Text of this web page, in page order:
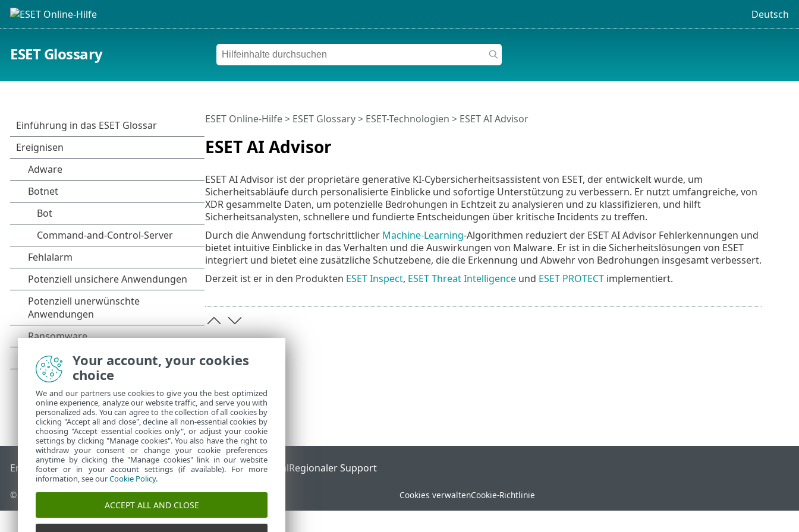
Deutsch
ESET Glossary
ESET AI Advisor
ESET Online-Hilfe> ESET Glossary> ESET-Technologien > ESET AI Advisor
ESET AI Advisor ist der proprietäre generative KI-Cybersicherheitsassistent von ESET, der entwickelt wurde, um
Sicherheitsabläufe durch personalisierte Einblicke und sofortige Unterstützung zu verbessern. Er nutzt umfangreiche, von
XDR gesammelte Daten, um potenzielle Bedrohungen in Echtzeit zu analysieren und zu klassifizieren, und hilft
Sicherheitsanalysten, schnellere und fundierte Entscheidungen über kritische Incidents zu treffen.
Durch die Anwendung fortschrittlicher Machine-Learning-Algorithmen reduziert der ESET AI Advisor Fehlerkennungen und
bietet intuitive Einblicke in das Verhalten und die Auswirkungen von Malware. Er ist in die Sicherheitslösungen von ESET
integriert und bietet eine zusätzliche Schutzebene, die die Erkennung und Abwehr von Bedrohungen insgesamt verbessert.
Derzeit ist er in den Produkten ESET Inspect, ESET Threat Intelligenceund ESET PROTECTimplementiert.
End of Life ESET KnowledgebaseESET-ForumESET Status PortalRegionaler Support
© 1992 - 2026 ESET, spol. s r. o. - Alle Rechte vorbehalten. Cookies verwaltenCookie-Richtlinie
Your account, your cookies
choice
We and our partners use cookies to give you the best optimized
online experience, analyze our website traffic, and serve you with
personalized ads. You can agree to the collection of all cookies by
clicking "Accept all and close", decline all non-essential cookies by
choosing "Accept essential cookies only", or adjust your cookie
settings by clicking "Manage cookies". You also have the right to
withdraw your consent or change your cookie preferences
anytime by clicking the "Manage cookies" link in our website
footer or in your account settings (if available). For more
information, see ourCookie Policy.
ACCEPT ALL AND CLOSE